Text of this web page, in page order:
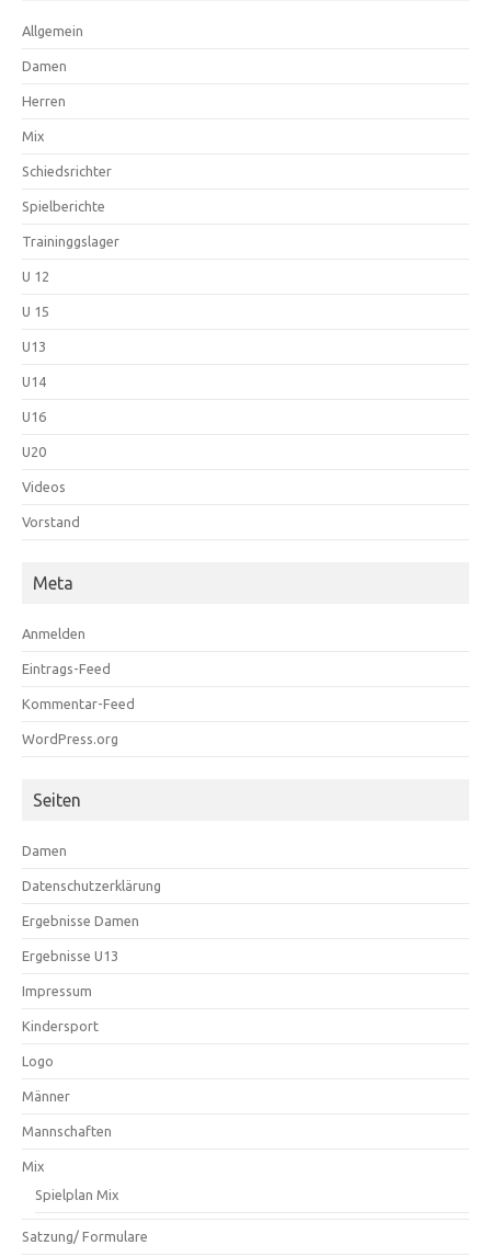
Allgemein
Damen
Herren
Mix
Schiedsrichter
Spielberichte
Traininggslager
U 12
U 15
U13
U14
U16
U20
Videos
Vorstand
Meta
Anmelden
Eintrags-Feed
Kommentar-Feed
WordPress.org
Seiten
Damen
Datenschutzerklärung
Ergebnisse Damen
Ergebnisse U13
Impressum
Kindersport
Logo
Männer
Mannschaften
Mix
Spielplan Mix
Satzung/ Formulare